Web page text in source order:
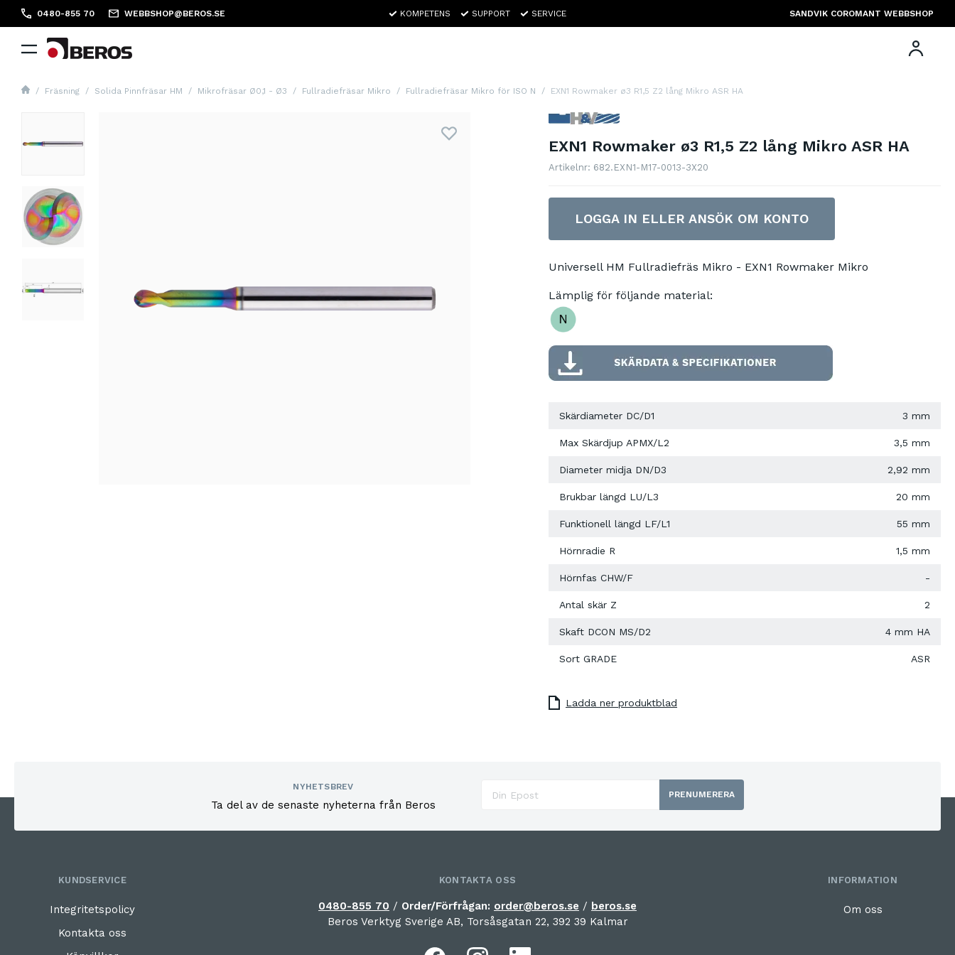
0480-855 70 WEBBSHOP@BEROS.SE SANDVIK COROMANT WEBBSHOP
KOMPETENS SUPPORT SERVICE
Fräsning Solida Pinnfräsar HM Mikrofräsar Ø0,1 - Ø3 Fullradiefräsar Mikro Fullradiefräsar Mikro för ISO N EXN1 Rowmaker ø3 R1,5 Z2 lång Mikro ASR HA
EXN1 Rowmaker ø3 R1,5 Z2 lång Mikro ASR HA
Artikelnr: 682.EXN1-M17-0013-3X20
LOGGA IN ELLER ANSÖK OM KONTO
Universell HM Fullradiefräs Mikro - EXN1 Rowmaker Mikro
Lämplig för följande material:
Skärdiameter DC/D1 3 mm
Max Skärdjup APMX/L2 3,5 mm
Diameter midja DN/D3 2,92 mm
Brukbar längd LU/L3 20 mm
Funktionell längd LF/L1 55 mm
Hörnradie R 1,5 mm
Hörnfas CHW/F -
Antal skär Z 2
Skaft DCON MS/D2 4 mm HA
Sort GRADE ASR
Ladda ner produktblad
NYHETSBREV
Ta del av de senaste nyheterna från Beros
PRENUMERERA
KUNDSERVICE
Integritetspolicy
Kontakta oss
INFORMATION
Om oss
KONTAKTA OSS
0480-855 70 / Order/Förfrågan: order@beros.se / beros.se
Beros Verktyg Sverige AB, Torsåsgatan 22, 392 39 Kalmar